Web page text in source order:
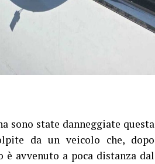
sono state danneggiate questa
da un veicolo che, dopo
è avvenuto a poca distanza dal